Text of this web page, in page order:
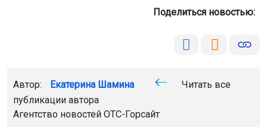
Поделиться новостью:
Автор: Екатерина Шамина
Читать все
публикации автора
Агентство новостей ОТС-Горсайт